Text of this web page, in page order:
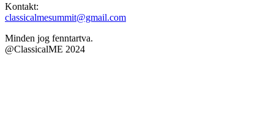
Kontakt:
classicalmesummit@gmail.com
Minden jog fenntartva.
@ClassicalME 2024